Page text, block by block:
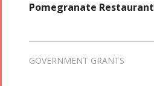
Pomegranate Restaurant
GOVERNMENT GRANTS